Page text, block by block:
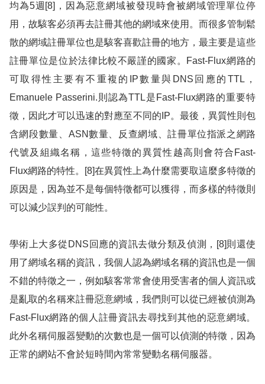
均為5週 [8] ，因為惡意網域被發現時會被網域管理單位停
用，故駭客必須再去註冊其他的網域來使用。而很多管制鬆
散的網域註冊單位也是駭客喜歡註冊的地方，最主要是這些
註冊單位是位於法律比較不嚴謹的國家。 Fast-Flux網路的
可取得性主要有不重複的 IP數量與 DNS 回應的 TTL ，
Emanuele Passerini.則認為TTL是 Fast-Flux網路的重要特
徵，因此才可以迅速的對應至不同的 IP。最後，異質性則包
含網段數量、 ASN數量、反查網域、註冊單位指派之網路
代號及組織名稱，這些特徵的異質性越高則會符合 Fast-
Flux網路的特性。 [8]在異質性上為什麼需要取這麼多特徵的
原因是，因為並不是每個特徵都可以獲得，而多樣的特徵則
可以減少誤判的可能性。
學術上大多從 DNS 回應的資訊去做分類及偵測， [8]則還使
用了網域名稱的資訊，我個人認為網域名稱的資訊也是一個
不錯的特徵之一，例如駭客常常會使用受害者的個人資訊或
是亂取的名稱來註冊惡意網域，我們則可以從已經被偵測為
Fast-Flux網路的個人註冊資訊去尋找到其他的惡意網域。
此外名稱伺服器變動的次數也是一個可以偵測的特徵，因為
正常的網站不會於短時間內常常變動名稱伺服器。